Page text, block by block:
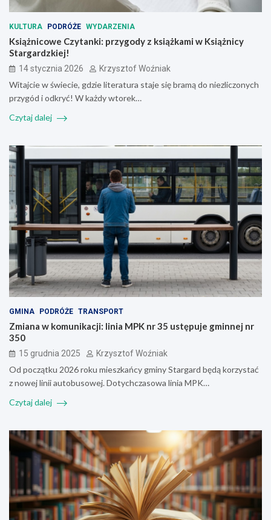
KULTURA PODRÓŻE WYDARZENIA
Książnicowe Czytanki: przygody z książkami w Książnicy
Stargardzkiej!
14 stycznia 2026 Krzysztof Woźniak
Witajcie w świecie, gdzie literatura staje się bramą do niezliczonych
przygód i odkryć! W każdy wtorek…
Czytaj dalej
GMINA PODRÓŻE TRANSPORT
Zmiana w komunikacji: linia MPK nr 35 ustępuje gminnej nr
350
15 grudnia 2025 Krzysztof Woźniak
Od początku 2026 roku mieszkańcy gminy Stargard będą korzystać
z nowej linii autobusowej. Dotychczasowa linia MPK…
Czytaj dalej